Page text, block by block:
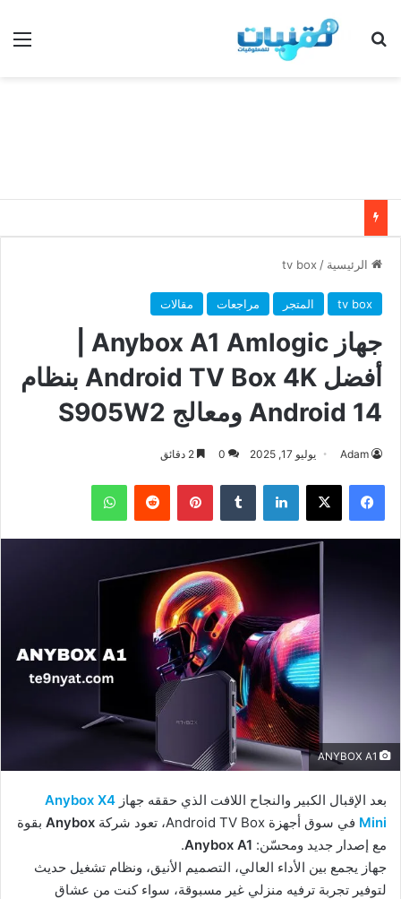
بحث عن
الرئيسية /
tv box
tv box المتجر مراجعات مقالات
أفضل Android TV Box 4K بنظام
Android 14 ومعالج S905W2
Adam يوليو 17, 2025 0
فيسبوك ‫X لينكدإن بينتيريست واتساب
بعد الإقبال الكبير والنجاح اللافت الذي حققه جهاز Anybox X4
Mini في سوق أجهزة Android TV Box، تعود شركة Anybox بقوة
مع إصدار جديد ومحسّن: Anybox A1
.
جهاز يجمع بين الأداء العالي، التصميم الأنيق، ونظام تشغيل حديث
لتوفير تجربة ترفيه منزلي غير مسبوقة، سواء كنت من عشاق